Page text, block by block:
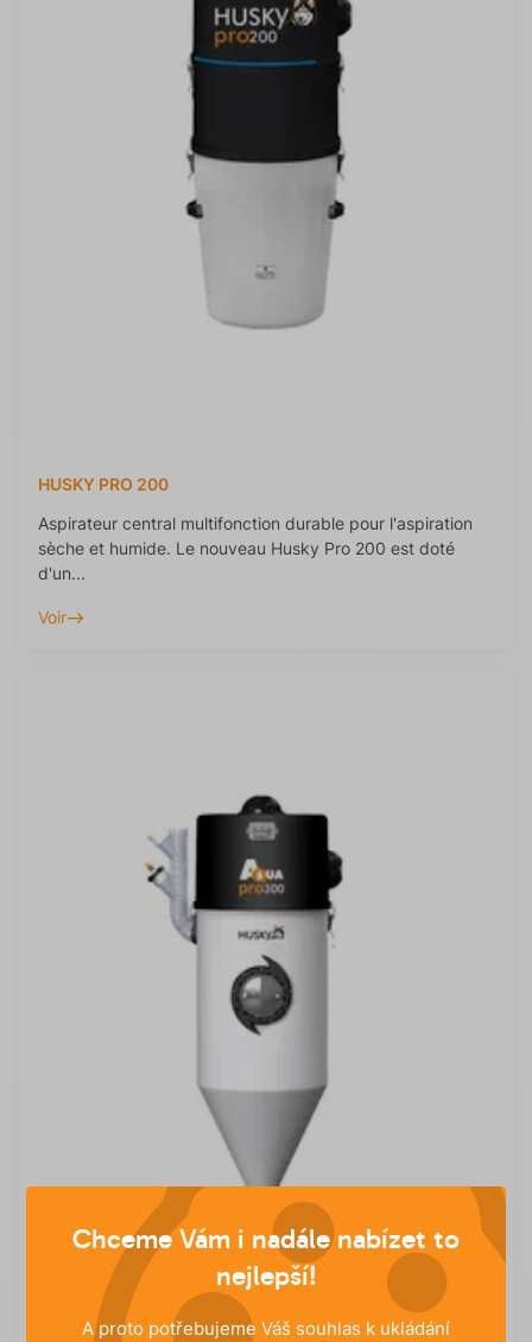
HUSKY PRO 200
Aspirateur central multifonction durable pour l'aspiration
sèche et humide. Le nouveau Husky Pro 200 est doté
d'un...
Voir
Chceme Vám i nadále nabízet to
nejlepší!
A proto potřebujeme Váš souhlas k ukládání